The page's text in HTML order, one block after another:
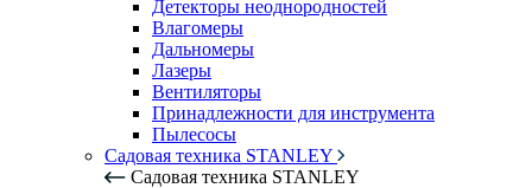
Детекторы неоднородностей
Влагомеры
Дальномеры
Лазеры
Вентиляторы
Принадлежности для инструмента
Пылесосы
Садовая техника STANLEY
Садовая техника STANLEY